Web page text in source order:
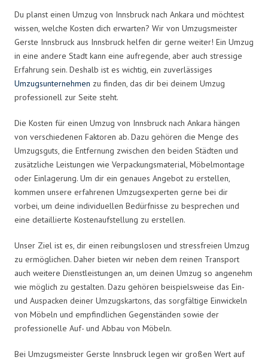
Du planst einen Umzug von Innsbruck nach Ankara und möchtest
wissen, welche Kosten dich erwarten? Wir von Umzugsmeister
Gerste Innsbruck aus Innsbruck helfen dir gerne weiter! Ein Umzug
in eine andere Stadt kann eine aufregende, aber auch stressige
Erfahrung sein. Deshalb ist es wichtig, ein zuverlässiges
Umzugsunternehmen zu finden, das dir bei deinem Umzug
professionell zur Seite steht.
Die Kosten für einen Umzug von Innsbruck nach Ankara hängen
von verschiedenen Faktoren ab. Dazu gehören die Menge des
Umzugsguts, die Entfernung zwischen den beiden Städten und
zusätzliche Leistungen wie Verpackungsmaterial, Möbelmontage
oder Einlagerung. Um dir ein genaues Angebot zu erstellen,
kommen unsere erfahrenen Umzugsexperten gerne bei dir
vorbei, um deine individuellen Bedürfnisse zu besprechen und
eine detaillierte Kostenaufstellung zu erstellen.
Unser Ziel ist es, dir einen reibungslosen und stressfreien Umzug
zu ermöglichen. Daher bieten wir neben dem reinen Transport
auch weitere Dienstleistungen an, um deinen Umzug so angenehm
wie möglich zu gestalten. Dazu gehören beispielsweise das Ein-
und Auspacken deiner Umzugskartons, das sorgfältige Einwickeln
von Möbeln und empfindlichen Gegenständen sowie der
professionelle Auf- und Abbau von Möbeln.
Bei Umzugsmeister Gerste Innsbruck legen wir großen Wert auf